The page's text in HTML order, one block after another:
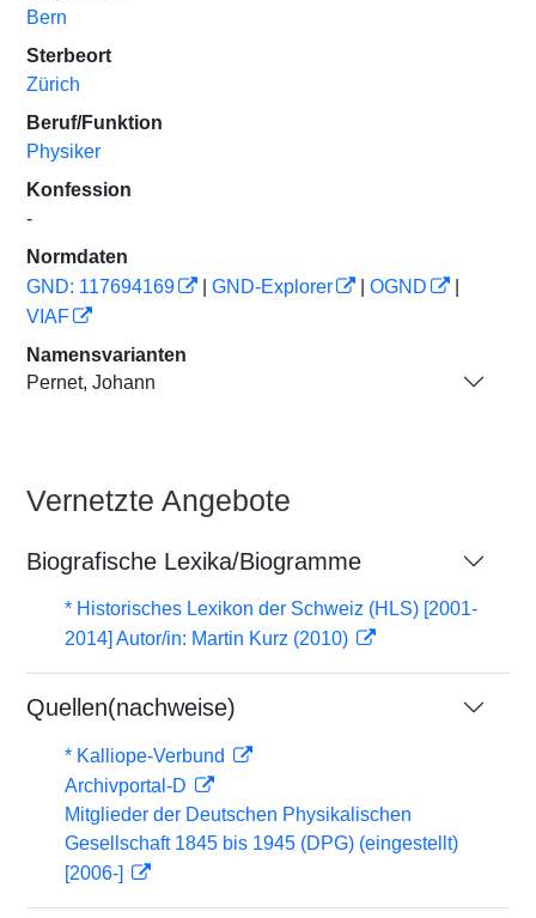
Bern
Sterbeort
Zürich
Beruf/Funktion
Physiker
Konfession
-
Normdaten
GND: 117694169
GND-Explorer OGND
VIAF
Namensvarianten
Pernet, Johann
Vernetzte Angebote
Biografische Lexika/Biogramme
* Historisches Lexikon der Schweiz (HLS) [2001-
2014] Autor/in: Martin Kurz (2010)
Quellen(nachweise)
* Kalliope-Verbund
Archivportal-D
Mitglieder der Deutschen Physikalischen
Gesellschaft 1845 bis 1945 (DPG) (eingestellt)
[2006-]